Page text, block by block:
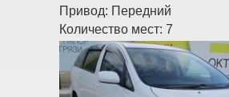
Привод: Передний
Количество мест: 7